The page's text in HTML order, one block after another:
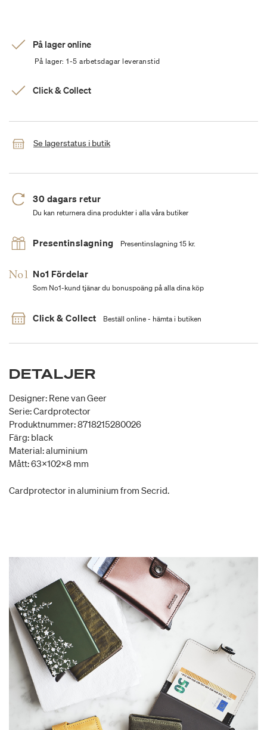
På lager online
På lager: 1-5 arbetsdagar leveranstid
Click & Collect
Se lagerstatus i butik
30 dagars retur
Du kan returnera dina produkter i alla våra butiker
Presentinslagning Presentinslagning 15 kr.
No1 Fördelar
Som No1-kund tjänar du bonuspoäng på alla dina köp
Click & Collect Beställ online - hämta i butiken
DETALJER
Designer: Rene van Geer
Serie: Cardprotector
Produktnummer: 8718215280026
Färg: black
Material: aluminium
Mått: 63x102x8 mm
Cardprotector in aluminium from Secrid.